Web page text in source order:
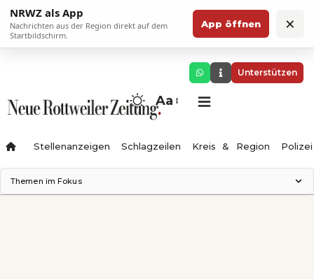
NRWZ als App
Nachrichten aus der Region direkt auf dem
Startbildschirm.
App öffnen ×
Unterstützen
Aa
Stellenanzeigen Schlagzeilen Kreis & Region Polizei
Themen im Fokus